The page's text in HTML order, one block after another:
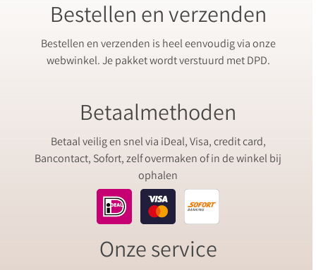
Bestellen en verzenden
Bestellen en verzenden is heel eenvoudig via onze
webwinkel. Je pakket wordt verstuurd met DPD.
Betaalmethoden
Betaal veilig en snel via iDeal, Visa, credit card,
Bancontact, Sofort, zelf overmaken of in de winkel bij
ophalen
Onze service